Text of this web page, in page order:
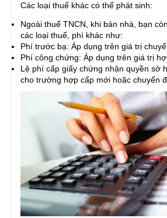
Các loại thuế khác có thể phát sinh:
Ngoài thuế TNCN, khi bán nhà, bạn
các loại thuế, phí khác như:
Phí trước bạ: Áp dụng trên giá trị
Phí công chứng: Áp dụng trên giá trị
Lệ phí cấp giấy chứng nhận quyền sở
cho trường hợp cấp mới hoặc chuyển